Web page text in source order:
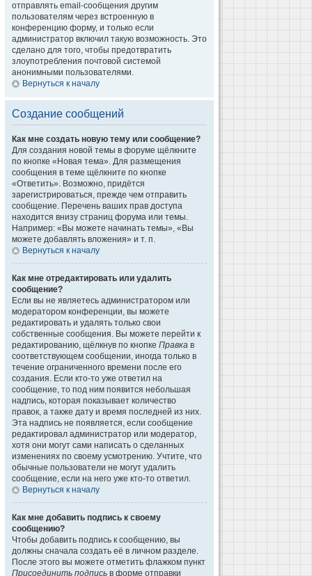
отправлять email-сообщения другим
пользователям через встроенную в
конференцию форму, и только если
администратор включил такую возможность. Это
сделано для того, чтобы предотвратить
злоупотребления почтовой системой
анонимными пользователями.
Вернуться к началу
Создание сообщений
Как мне создать новую тему или сообщение?
Для создания новой темы в форуме щёлкните
по кнопке «Новая тема». Для размещения
сообщения в теме щёлкните по кнопке
«Ответить». Возможно, придётся
зарегистрироваться, прежде чем отправить
сообщение. Перечень ваших прав доступа
находится внизу страниц форума или темы.
Например: «Вы можете начинать темы», «Вы
можете добавлять вложения» и т. п.
Вернуться к началу
Как мне отредактировать или удалить
сообщение?
Если вы не являетесь администратором или
модератором конференции, вы можете
редактировать и удалять только свои
собственные сообщения. Вы можете перейти к
редактированию, щёлкнув по кнопке Правка в
соответствующем сообщении, иногда только в
течение ограниченного времени после его
создания. Если кто-то уже ответил на
сообщение, то под ним появится небольшая
надпись, которая показывает количество
правок, а также дату и время последней из них.
Эта надпись не появляется, если сообщение
редактировал администратор или модератор,
хотя они могут сами написать о сделанных
изменениях по своему усмотрению. Учтите, что
обычные пользователи не могут удалить
сообщение, если на него уже кто-то ответил.
Вернуться к началу
Как мне добавить подпись к своему
сообщению?
Чтобы добавить подпись к сообщению, вы
должны сначала создать её в личном разделе.
После этого вы можете отметить флажком пункт
Присоединить подпись в форме отправки